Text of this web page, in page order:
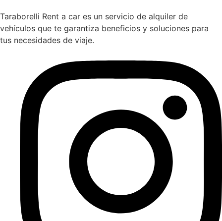
Taraborelli Rent a car es un servicio de alquiler de
vehículos que te garantiza beneficios y soluciones para
tus necesidades de viaje.